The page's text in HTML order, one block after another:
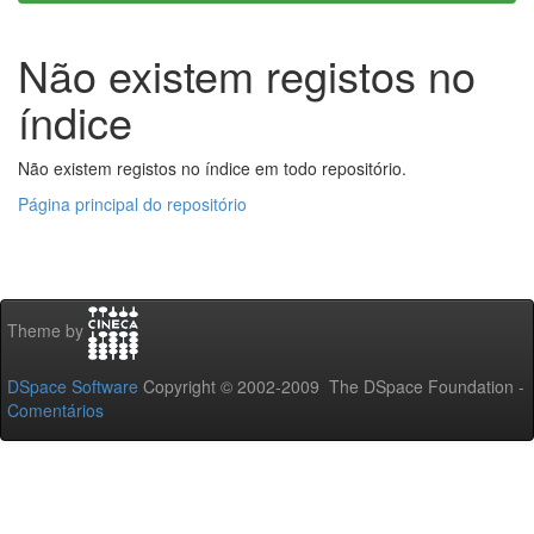
Não existem registos no
índice
Não existem registos no índice em todo repositório.
Página principal do repositório
Theme by
DSpace Software Copyright © 2002-2009 The DSpace Foundation -
Comentários